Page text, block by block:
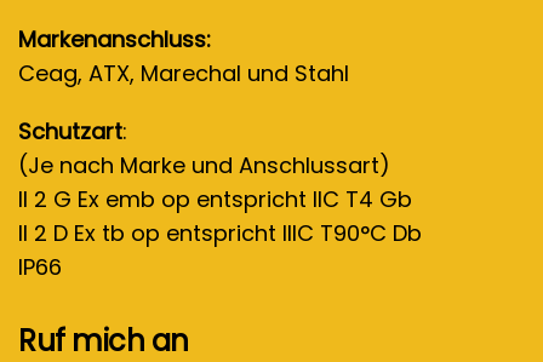
Markenanschluss:
Ceag, ATX, Marechal und Stahl
Schutzart:
(Je nach Marke und Anschlussart)
II 2 G Ex emb op entspricht IIC T4 Gb
II 2 D Ex tb op entspricht IIIC T90°C Db
IP66
Ruf mich an